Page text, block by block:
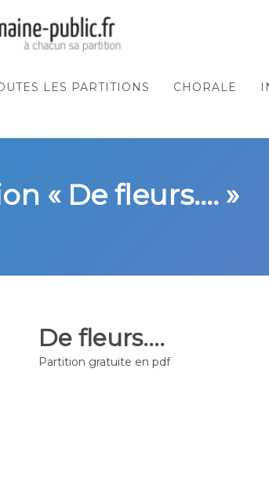
LES PARTITIONS CHORALE
« De fleurs.... »
De fleurs....
Partition gratuite en pdf